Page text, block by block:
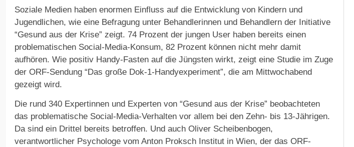
Soziale Medien haben enormen Einfluss auf die Entwicklung von Kindern und
Jugendlichen, wie eine Befragung unter Behandlerinnen und Behandlern der Initiative
“Gesund aus der Krise” zeigt. 74 Prozent der jungen User haben bereits einen
problematischen Social-Media-Konsum, 82 Prozent können nicht mehr damit
aufhören. Wie positiv Handy-Fasten auf die Jüngsten wirkt, zeigt eine Studie im Zuge
der ORF-Sendung “Das große Dok-1-Handyexperiment”, die am Mittwochabend
gezeigt wird.
Die rund 340 Expertinnen und Experten von “Gesund aus der Krise” beobachteten
das problematische Social-Media-Verhalten vor allem bei den Zehn- bis 13-Jährigen.
Da sind ein Drittel bereits betroffen. Und auch Oliver Scheibenbogen,
verantwortlicher Psychologe vom Anton Proksch Institut in Wien, der das ORF-